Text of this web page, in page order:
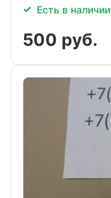
Есть в наличии
500 руб.